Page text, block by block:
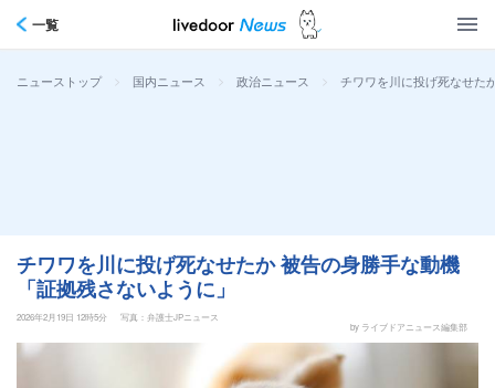
一覧
ニューストップ > 国内ニュース > 政治ニュース > チワワを川に投げ死なせた
チワワを川に投げ死なせたか 被告の身勝手な動機
「証拠残さないように」
2026年2月19日 12時5分
写真：弁護士JPニュース
by ライブドアニュース編集部